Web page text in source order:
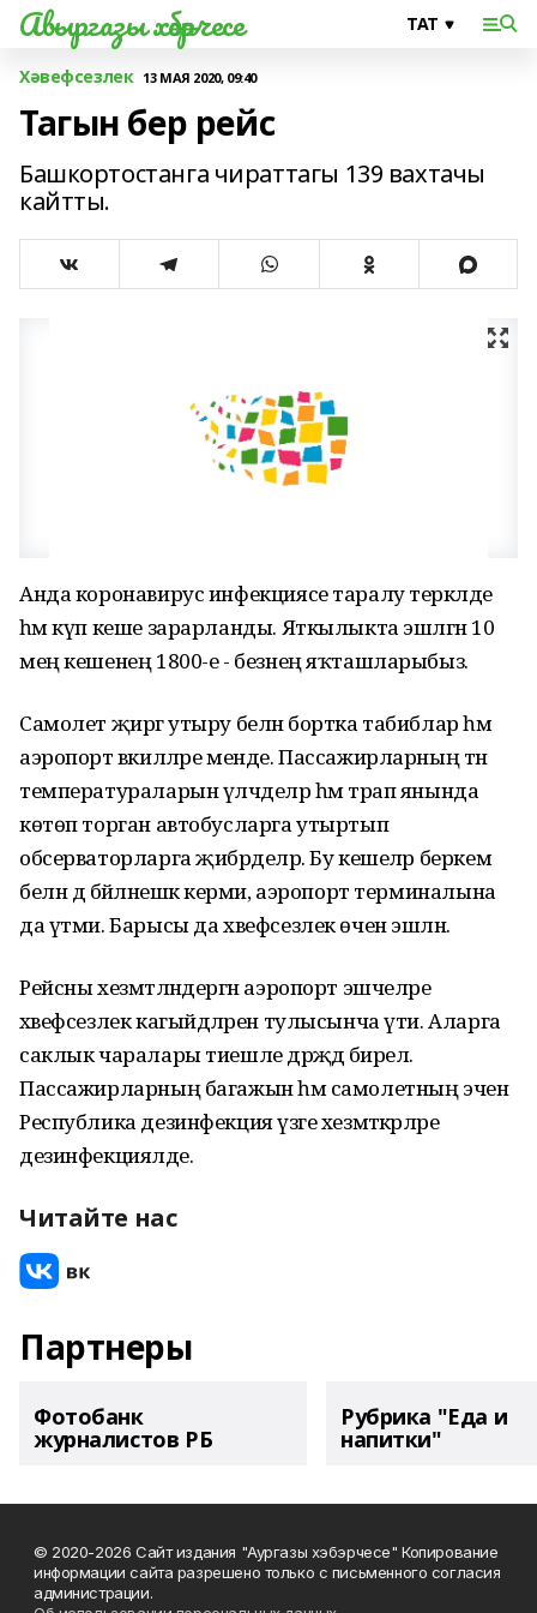
Авыргазы хәбәрчесе
Хәвефсезлек 13 МАЯ 2020, 09:40
Тагын бер рейс
Башкортостанга чираттагы 139 вахтачы
кайтты.
Анда коронавирус инфекциясе таралу теркәлде
һәм күп кеше зарарланды. Яткылыкта эшләгән 10
мең кешенең 1800-е - безнең яҡташларыбыз.
Самолет җиргә утыру белән бортка табиблар һәм
аэропорт вәкилләре менде. Пассажирларның тән
температураларын үлчәделәр һәм трап янында
көтөп торган автобусларга утыртып
обсерваторларга җибәрделәр. Бу кешеләр беркем
белн дә бәйләнешкә керми, аэропорт терминалына
да үтми. Барысы да хвефсезлек өчен эшләнә.
Рейсны хезмәтләндергән аэропорт эшчеләре
хәвефсезлек кагыйдәләрен тулысынча үти. Аларга
саклык чаралары тиешле дәрәҗәдә бирелә.
Пассажирларның багажын һәм самолетның эчен
Республика дезинфекция үзәге хезмәткәрләре
дезинфекцияләде.
Читайте нас
Партнеры
Фотобанк
журналистов РБ
Рубрика "Еда и
напитки"
© 2020-2026 Сайт издания "Аургазы хэбэрчесе" Копирование
информации сайта разрешено только с письменного согласия
администрации.